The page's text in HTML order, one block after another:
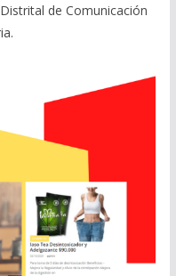
de Comunicación